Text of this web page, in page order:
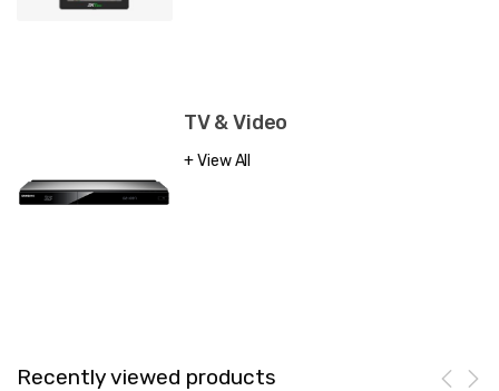
TV & Video
View All
Recently viewed products